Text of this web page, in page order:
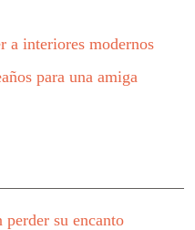
a interiores modernos
para una amiga
su encanto